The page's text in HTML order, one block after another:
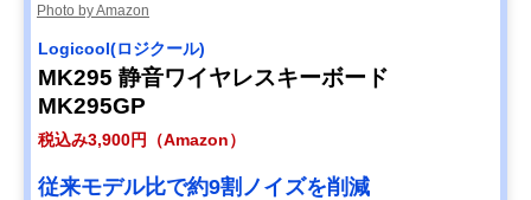
Photo by Amazon
Logicool(ロジクール)
MK295 静音ワイヤレスキーボード
MK295GP
税込み3,900円（Amazon）
従来モデル比で約9割ノイズを削減